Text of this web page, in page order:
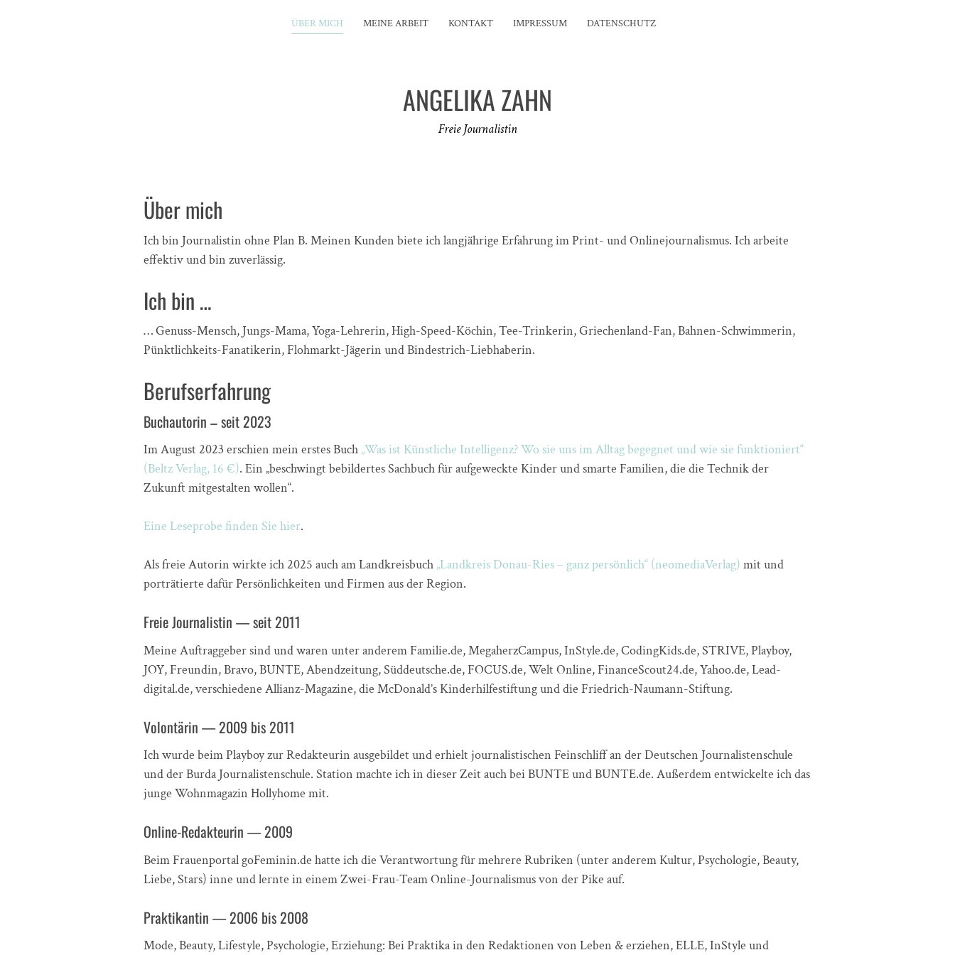
ÜBER MICH MEINE ARBEIT KONTAKT IMPRESSUM DATENSCHUTZ
ANGELIKA ZAHN
Freie Journalistin
Über mich
Ich bin Journalistin ohne Plan B. Meinen Kunden biete ich langjährige Erfahrung im Print- und Onlinejournalismus. Ich arbeite
effektiv und bin zuverlässig.
Ich bin …
… Genuss-Mensch, Jungs-Mama, Yoga-Lehrerin, High-Speed-Köchin, Tee-Trinkerin, Griechenland-Fan, Bahnen-Schwimmerin,
Pünktlichkeits-Fanatikerin, Flohmarkt-Jägerin und Bindestrich-Liebhaberin.
Berufserfahrung
Buchautorin – seit 2023
Im August 2023 erschien mein erstes Buch „Was ist Künstliche Intelligenz? Wo sie uns im Alltag begegnet und wie sie funktioniert“
(Beltz Verlag, 16 €). Ein „beschwingt bebildertes Sachbuch für aufgeweckte Kinder und smarte Familien, die die Technik der
Zukunft mitgestalten wollen“.
Eine Leseprobe finden Sie hier.
Als freie Autorin wirkte ich 2025 auch am Landkreisbuch „Landkreis Donau-Ries – ganz persönlich“ (neomediaVerlag) mit und
porträtierte dafür Persönlichkeiten und Firmen aus der Region.
Freie Journalistin — seit 2011
Meine Auftraggeber sind und waren unter anderem Familie.de, MegaherzCampus, InStyle.de, CodingKids.de, STRIVE, Playboy,
JOY, Freundin, Bravo, BUNTE, Abendzeitung, Süddeutsche.de, FOCUS.de, Welt Online, FinanceScout24.de, Yahoo.de, Lead-
digital.de, verschiedene Allianz-Magazine, die McDonald’s Kinderhilfestiftung und die Friedrich-Naumann-Stiftung.
Volontärin — 2009 bis 2011
Ich wurde beim Playboy zur Redakteurin ausgebildet und erhielt journalistischen Feinschliff an der Deutschen Journalistenschule
und der Burda Journalistenschule. Station machte ich in dieser Zeit auch bei BUNTE und BUNTE.de. Außerdem entwickelte ich das
junge Wohnmagazin Hollyhome mit.
Online-Redakteurin — 2009
Beim Frauenportal goFeminin.de hatte ich die Verantwortung für mehrere Rubriken (unter anderem Kultur, Psychologie, Beauty,
Liebe, Stars) inne und lernte in einem Zwei-Frau-Team Online-Journalismus von der Pike auf.
Praktikantin — 2006 bis 2008
Mode, Beauty, Lifestyle, Psychologie, Erziehung: Bei Praktika in den Redaktionen von Leben & erziehen, ELLE, InStyle und